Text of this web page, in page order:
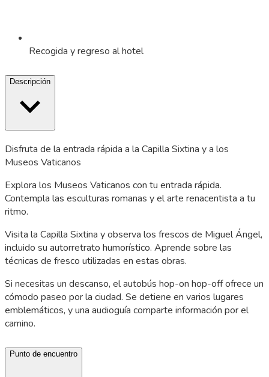
Recogida y regreso al hotel
Descripción
Disfruta de la entrada rápida a la Capilla Sixtina y a los
Museos Vaticanos
Explora los Museos Vaticanos con tu entrada rápida.
Contempla las esculturas romanas y el arte renacentista a tu
ritmo.
Visita la Capilla Sixtina y observa los frescos de Miguel Ángel,
incluido su autorretrato humorístico. Aprende sobre las
técnicas de fresco utilizadas en estas obras.
Si necesitas un descanso, el autobús hop-on hop-off ofrece un
cómodo paseo por la ciudad. Se detiene en varios lugares
emblemáticos, y una audioguía comparte información por el
camino.
Punto de encuentro